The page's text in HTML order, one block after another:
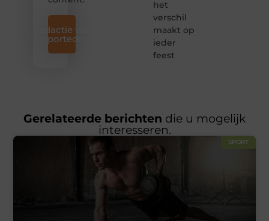
Redactie van
Supportede.nl
het
verschil
maakt op
ieder
feest
Gerelateerde berichten die u mogelijk
interesseren.
SPORT